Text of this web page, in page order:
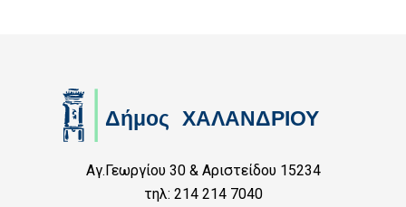
Αγ.Γεωργίου 30 & Αριστείδου 15234
τηλ: 214 214 7040